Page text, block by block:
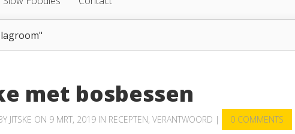
met bosbessen
JITSKE ON 9 MRT, 2019 IN RECEPTEN, VERANTWOORD | 0 COMMENTS